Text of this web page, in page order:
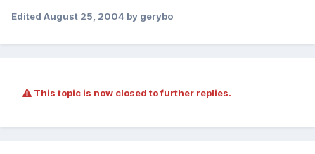
Edited August 25, 2004 by gerybo
This topic is now closed to further replies.